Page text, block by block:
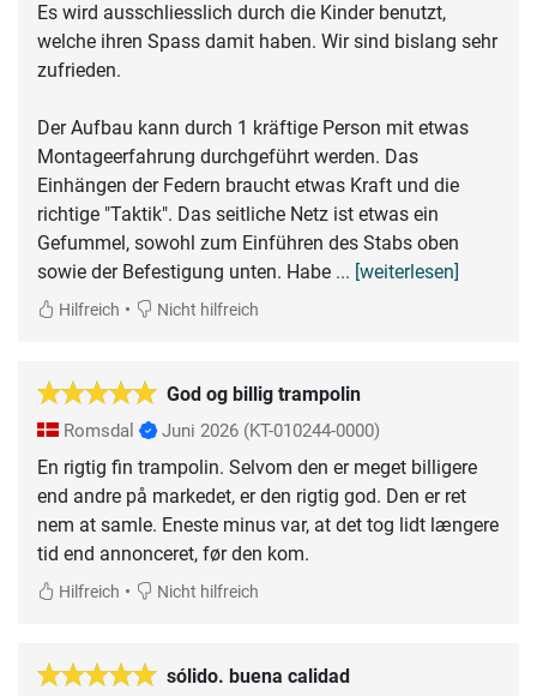
Es wird ausschliesslich durch die Kinder benutzt,
welche ihren Spass damit haben. Wir sind bislang sehr
zufrieden.
Der Aufbau kann durch 1 kräftige Person mit etwas
Montageerfahrung durchgeführt werden. Das
Einhängen der Federn braucht etwas Kraft und die
richtige "Taktik". Das seitliche Netz ist etwas ein
Gefummel, sowohl zum Einführen des Stabs oben
sowie der Befestigung unten. Habe ... [weiterlesen]
Hilfreich • Nicht hilfreich
God og billig trampolin
Romsdal Juni 2026 (KT-010244-0000)
En rigtig fin trampolin. Selvom den er meget billigere
end andre på markedet, er den rigtig god. Den er ret
nem at samle. Eneste minus var, at det tog lidt længere
tid end annonceret, før den kom.
Hilfreich • Nicht hilfreich
sólido. buena calidad